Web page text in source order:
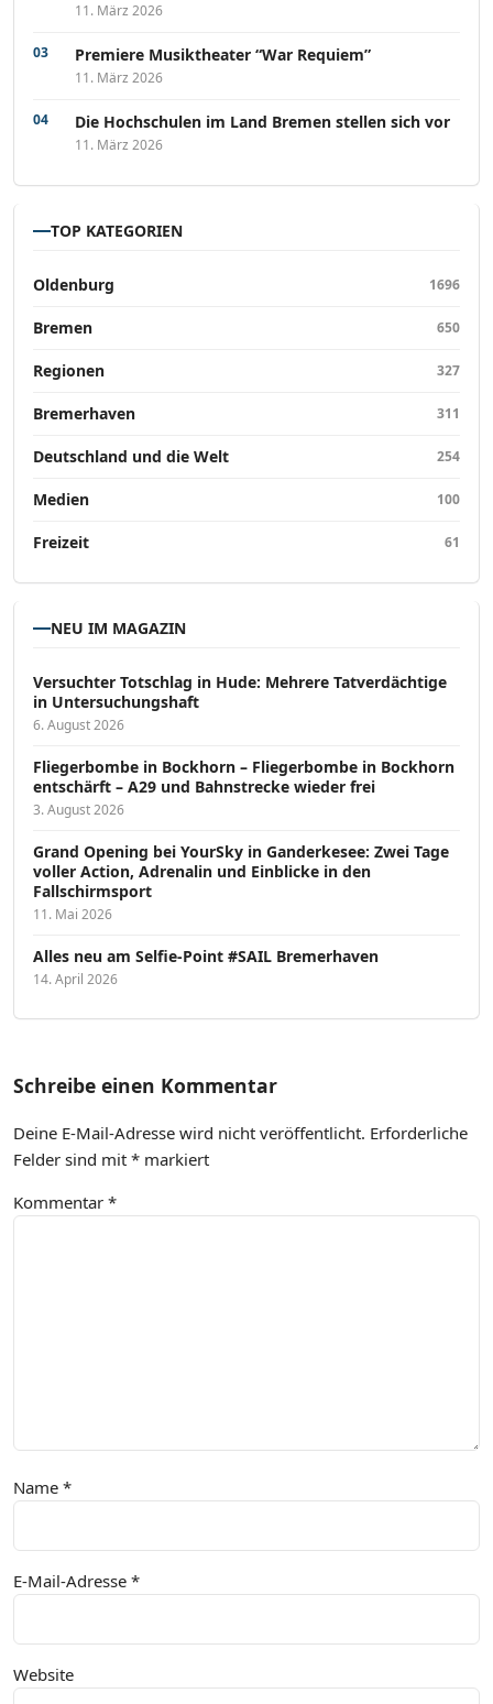
11. März 2026
Premiere Musiktheater “War Requiem”
11. März 2026
Die Hochschulen im Land Bremen stellen sich vor
11. März 2026
TOP KATEGORIEN
Oldenburg 1696
Bremen 650
Regionen 327
Bremerhaven 311
Deutschland und die Welt 254
Medien 100
Freizeit 61
NEU IM MAGAZIN
Versucht­er Totschlag in Hude: Mehrere Tatverdächtige
in Untersuchungshaft
6. August 2026
Fliegerbombe in Bockhorn – Fliegerbombe in Bockhorn
entschärft – A29 und Bahnstrecke wieder frei
3. August 2026
Grand Opening bei YourSky in Ganderkesee: Zwei Tage
voller Action, Adrenalin und Einblicke in den
Fallschirmsport
11. Mai 2026
Alles neu am Selfie-Point #SAIL Bremerhaven
14. April 2026
Schreibe einen Kommentar
Deine E-Mail-Adresse wird nicht veröffentlicht. Erforderliche
Felder sind mit * markiert
Kommentar *
Name *
E-Mail-Adresse *
Website